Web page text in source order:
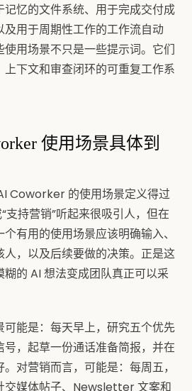
记忆的文件系统、用于完成交付成
用于周期性工作的工作流自动
用场景不只是一些提示词。它们
下文和审查闭环的可重复工作系
使用场景具体到
Coworker 的使用场景定义得过
支持营销”听起来很吸引人，但在
有用的使用场景应该明确输入、
，以及后续要做的决策。正是这
的 AI 想法变成团队真正可以采
可能是：每天早上，研究五个优先
，起草一份通话准备简报，并在
对营销而言，可能是：每周五，
交媒体帖子、Newsletter 文案和